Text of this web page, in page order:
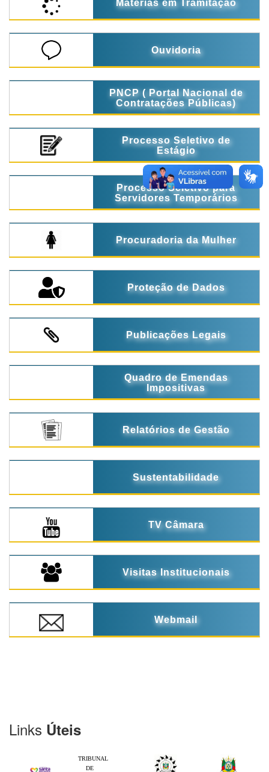
Matérias em Tramitação
Ouvidoria
PNCP ( Portal Nacional de
Contratações Públicas)
Processo Seletivo de
Estágio
Processo Seletivo para
Servidores Temporários
Procuradoria da Mulher
Proteção de Dados
Publicações Legais
Quadro de Emendas
Impositivas
Relatórios de Gestão
Sustentabilidade
TV Câmara
Visitas Institucionais
Webmail
Links Úteis
TRIBUNAL
DE